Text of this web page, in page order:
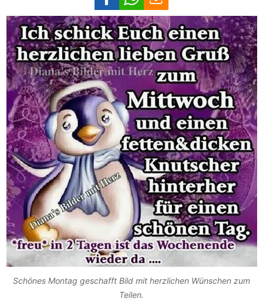
Schönes Montag geschafft Bild mit herzlichen Wünschen zum
Teilen.